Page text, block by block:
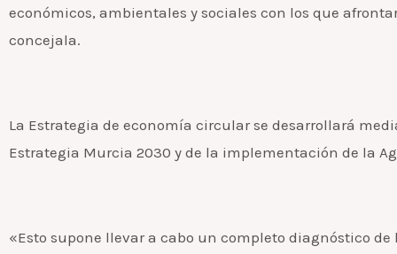
económicos, ambientales y sociales con los que
concejala.
La Estrategia de economía circular se desarrollará
Estrategia Murcia 2030 y de la implementación de la
«Esto supone llevar a cabo un completo diagnóstico